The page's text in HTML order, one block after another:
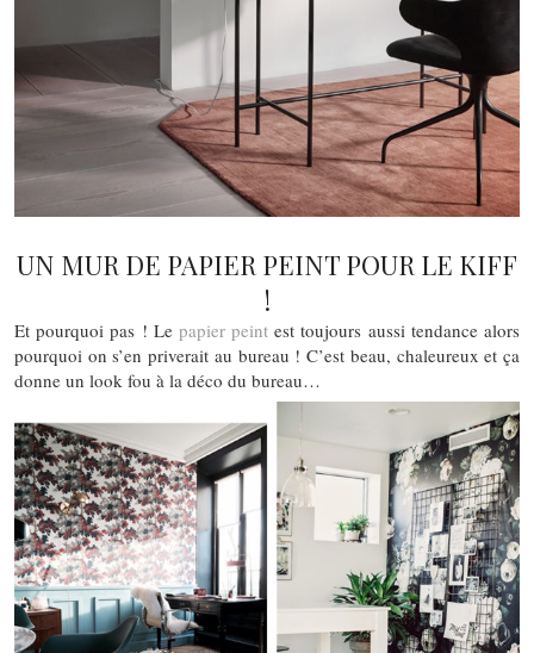
UN MUR DE PAPIER PEINT POUR LE KIFF
!
Et pourquoi pas ! Le papier peint est toujours aussi tendance alors
pourquoi on s’en priverait au bureau ! C’est beau, chaleureux et ça
donne un look fou à la déco du bureau…